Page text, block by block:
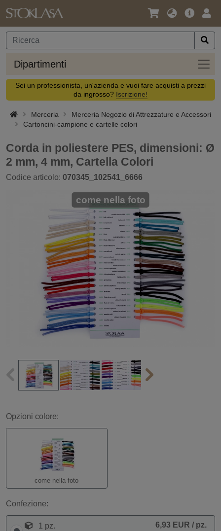
Lingua
Valuta
Offerta
Dipartimenti
Sei un professionista, un'azienda e vuoi fare acquisti a prezzi
da ingrosso? Iscrizione!
Merceria
Merceria Negozio di Attrezzature e Accessori
Cartoncini-campione e cartelle colori
Corda in poliestere PES, dimensioni: Ø
2 mm, 4 mm, Cartella Colori
Codice articolo: 070345_102541_6666
come nella foto
Opzioni colore:
come nella foto
Confezione:
1 pz. 6,93 EUR / pz.